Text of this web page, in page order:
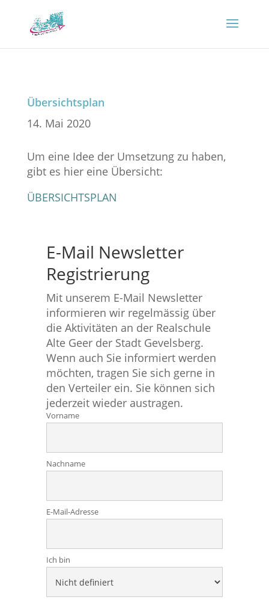
Übersichtsplan
14. Mai 2020
Um eine Idee der Umsetzung zu haben,
gibt es hier eine Übersicht:
ÜBERSICHTSPLAN
E-Mail Newsletter
Registrierung
Mit unserem E-Mail Newsletter
informieren wir regelmässig über
die Aktivitäten an der Realschule
Alte Geer der Stadt Gevelsberg.
Wenn auch Sie informiert werden
möchten, tragen Sie sich gerne in
den Verteiler ein. Sie können sich
jederzeit wieder austragen.
Vorname
Nachname
E-Mail-Adresse
Ich bin